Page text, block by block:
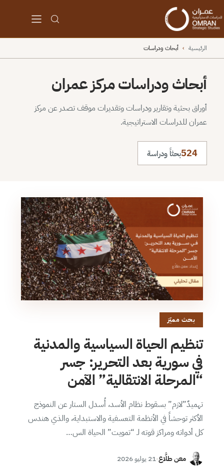
الرئيسية › أبحاث ودراسات
أبحاث ودراسات مركز عمران
أوراق بحثية وتقارير ودراسات وتقديرات موقف تصدر عن مركز
عمران للدراسات الاستراتيجية.
524بحثاً ودراسة
بحث مميّز
تنظيم الحياة السياسية والمدنية
في سورية بعد التحرير: جسر
“المرحلة الانتقالية” الآمن
تهميدٌ”لازم” بسقوط نظام الأسد، أُسدل الستار عن النموذج
الأكثر توحشاً في الأنظمة التعسفية والاستبداية، والذي هندس
كل أدواته ومراكز قوته لـ “تمويت” الحياة الس…
معن طلَّاع·21 يوليو 2026